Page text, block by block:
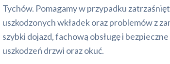
Tychów. Pomagamy w przypadku
uszkodzonych wkładek oraz problemów z
szybki dojazd, fachową obsługę i
uszkodzeń drzwi oraz okuć.